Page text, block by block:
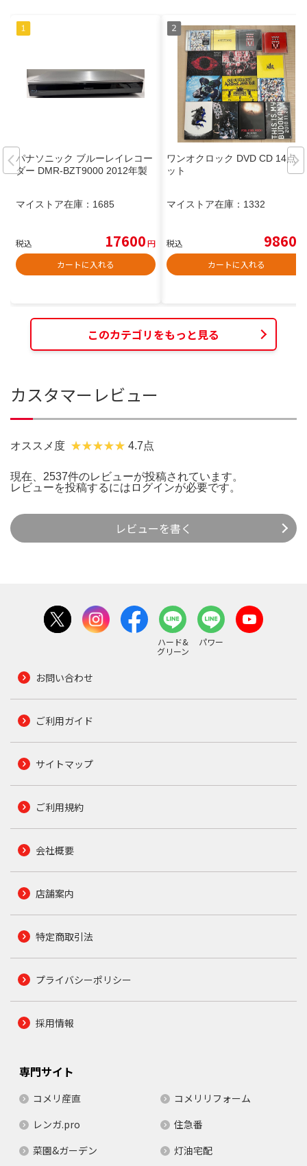
パナソニック ブルーレイレコー
ダー DMR-BZT9000 2012年製
マイストア在庫： 1685
税込 17600円
カートに入れる
ワンオクロック DVD CD 14点セ
ット
マイストア在庫： 1332
税込 9860
カートに入れる
このカテゴリをもっと見る
カスタマーレビュー
オススメ度 4.7点
現在、2537件のレビューが投稿されています。
レビューを投稿するには ログインが必要です。
レビューを書く
ハード&
グリーン
パワー
お問い合わせ
ご利用ガイド
サイトマップ
ご利用規約
会社概要
店舗案内
特定商取引法
プライバシーポリシー
採用情報
専門サイト
コメリ産直
コメリリフォーム
レンガ.pro
住急番
菜園&ガーデン
灯油宅配